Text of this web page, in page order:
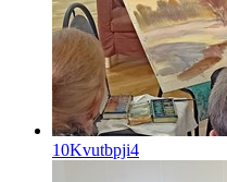
10Kvutbpji4